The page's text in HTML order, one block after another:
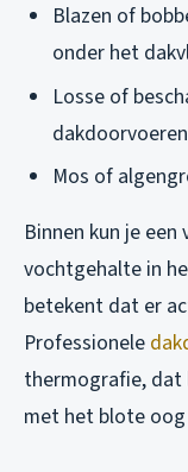
Blazen of
onder het
Losse of
dakdoorvoeren
Mos of
Binnen kun je
vochtgehalte in
betekent dat er
Professionele
thermografie, dat
met het blote